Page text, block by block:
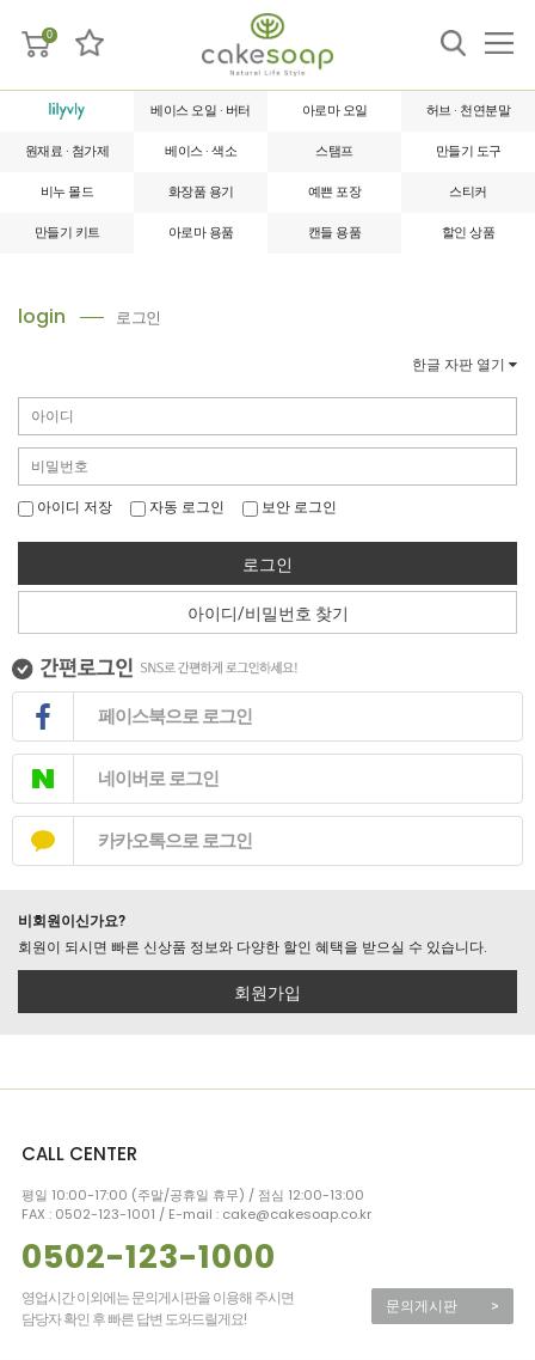
0
베이스 오일 · 버터 아로마 오일 허브 · 천연분말
원재료 · 첨가제 베이스 · 색소 스탬프 만들기 도구
비누 몰드 화장품 용기 예쁜 포장 스티커
만들기 키트 아로마 용품 캔들 용품 할인 상품
login 로그인
한글 자판 열기
아이디 저장 자동 로그인 보안 로그인
로그인
아이디/비밀번호 찾기
페이스북으로 로그인
네이버로 로그인
카카오톡으로 로그인
비회원이신가요?
회원이 되시면 빠른 신상품 정보와 다양한 할인 혜택을 받으실 수 있습니다.
회원가입
CALL CENTER
평일 10:00-17:00 (주말/공휴일 휴무) / 점심 12:00-13:00
FAX : 0502-123-1001 / E-mail : cake@cakesoap.co.kr
0502-123-1000
영업시간 이외에는 문의게시판을 이용해 주시면
담당자 확인 후 빠른 답변 도와드릴게요!
문의게시판 >